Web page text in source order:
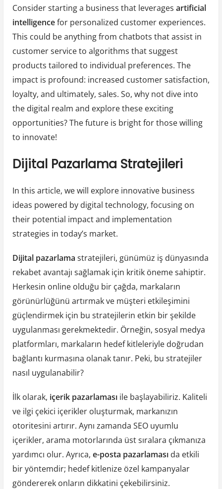
Consider starting a business that leverages artificial
intelligencefor personalized customer experiences.
This could be anything from chatbots that assist in
customer service to algorithms that suggest
products tailored to individual preferences. The
impact is profound: increased customer satisfaction,
loyalty, and ultimately, sales. So, why not dive into
the digital realm and explore these exciting
opportunities? The future is bright for those willing
to innovate!
Dijital Pazarlama Stratejileri
In this article, we will explore innovative business
ideas powered by digital technology, focusing on
their potential impact and implementation
strategies in today’s market.
Dijital pazarlama stratejileri, günümüz iş dünyasında
rekabet avantajı sağlamak için kritik öneme sahiptir.
Herkesin online olduğu bir çağda, markaların
görünürlüğünü artırmak ve müşteri etkileşimini
güçlendirmek için bu stratejilerin etkin bir şekilde
uygulanması gerekmektedir. Örneğin, sosyal medya
platformları, markaların hedef kitleleriyle doğrudan
bağlantı kurmasına olanak tanır. Peki, bu stratejiler
nasıl uygulanabilir?
İlk olarak, içerik pazarlamasıile başlayabiliriz. Kaliteli
ve ilgi çekici içerikler oluşturmak, markanızın
otoritesini artırır. Aynı zamanda SEO uyumlu
içerikler, arama motorlarında üst sıralara çıkmanıza
yardımcı olur. Ayrıca, e-posta pazarlamasıda etkili
bir yöntemdir; hedef kitlenize özel kampanyalar
göndererek onların dikkatini çekebilirsiniz.